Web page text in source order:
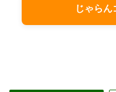
じゃらん